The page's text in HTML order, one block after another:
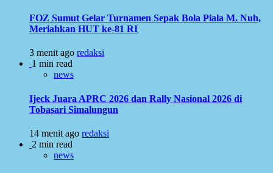
FOZ Sumut Gelar Turnamen Sepak Bola Piala M. Nuh,
Meriahkan HUT ke-81 RI
3 menit ago redaksi
1 min read
news
Ijeck Juara APRC 2026 dan Rally Nasional 2026 di
Tobasari Simalungun
14 menit ago redaksi
2 min read
news